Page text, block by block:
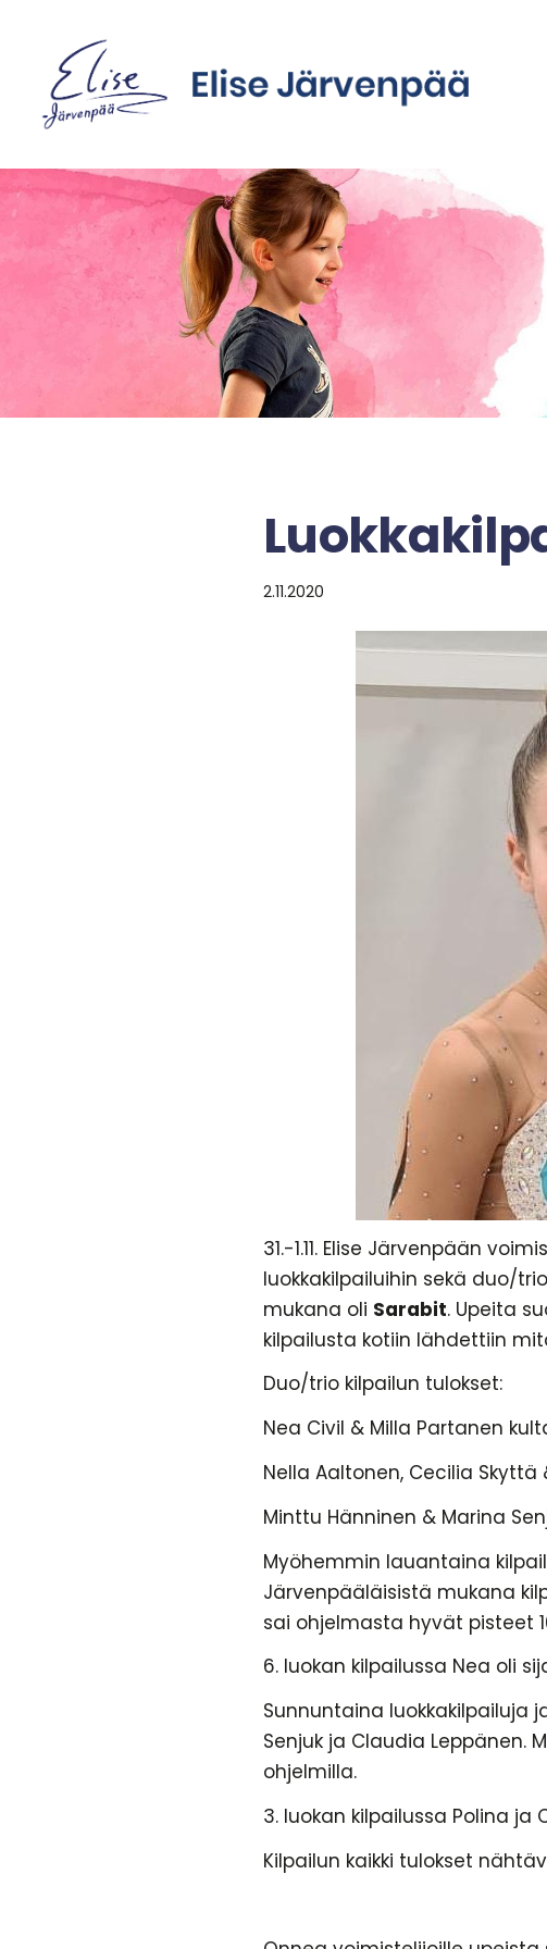
sisältöön
Sivuston etusivulle
2.11.2020
31.-1.11. Elise Järvenpään
luokkakilpailuihin sekä duo/
mukana oli Sarabit. Upeita
kilpailusta kotiin lähdettiin
Duo/trio kilpailun tulokset:
Nea Civil & Milla Partanen
Nella Aaltonen, Cecilia
Minttu Hänninen & Marina
Myöhemmin lauantaina
Järvenpääläisistä mukana
sai ohjelmasta hyvät pisteet
6. luokan kilpailussa Nea oli
Sunnuntaina luokkakilpailuja
Senjuk ja Claudia
ohjelmilla.
3. luokan kilpailussa Polina ja
Kilpailun kaikki tulokset